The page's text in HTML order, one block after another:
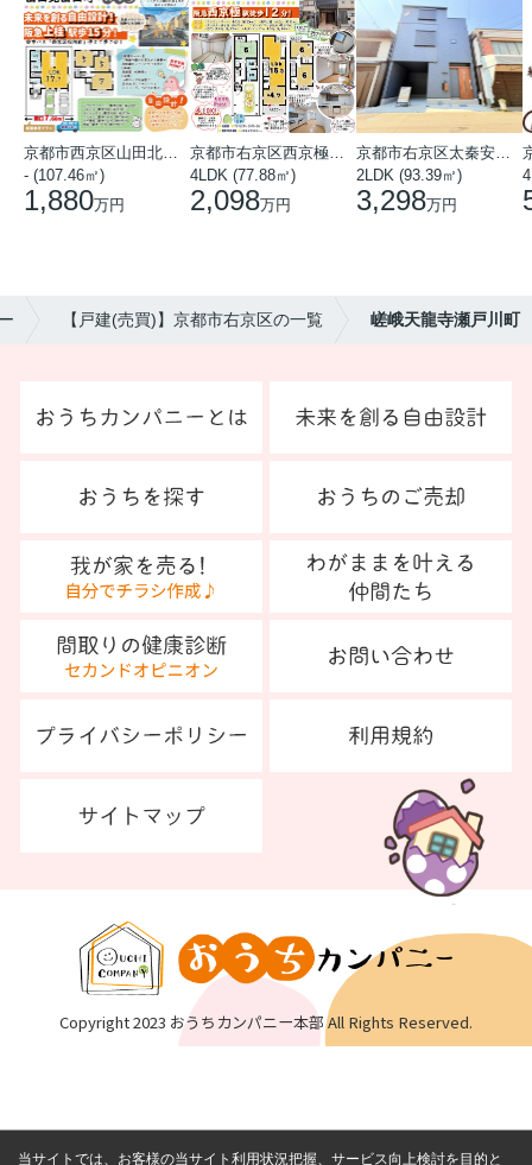
- (107.46㎡)
1,880万円
4LDK (77.88㎡)
2,098万円
2LDK (93.39㎡)
3,298万円
【戸建(売買)】京都市右京区の一覧 嵯峨天龍寺瀬戸川町
Copyright 2023 おうちカンパニー本部 All Rights Reserved.
当サイトでは、お客様の当サイト利用状況把握、サービス向上検討を目的と